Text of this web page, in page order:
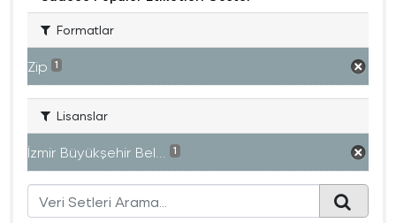
Formatlar
Zip 1
Lisanslar
İzmir Büyükşehir Bel... 1